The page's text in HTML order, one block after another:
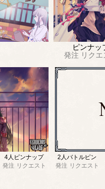
ピンナッ
発注 リク
4人ピンナップ
発注 リクエスト
2人バトルピン
発注 リクエスト